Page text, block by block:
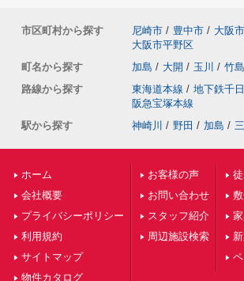
市区町村から探す 尼崎市 / 豊中市 / 大阪
大阪市平野区
町名から探す
加島 / 大開 / 玉川 / 竹島
路線から探す
東海道本線 / 地下鉄千
阪急宝塚本線
駅から探す
神崎川 / 野田 / 加島 /
ホーム
会社概要
プライバシーポリシー
利用規約
サイトマップ
物件カタログ
お客様の声
お問い合わせ
スタッフ紹介
周辺施設検索